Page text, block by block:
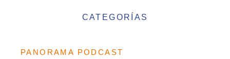
CATEGORÍAS
PANORAMA PODCAST